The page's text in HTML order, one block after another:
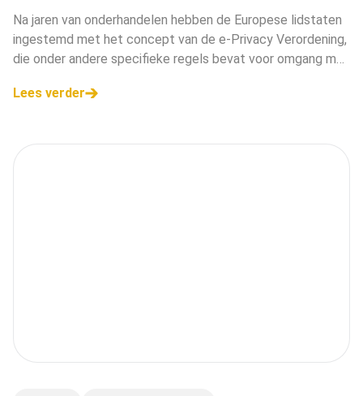
Na jaren van onderhandelen hebben de Europese lidstaten
ingestemd met het concept van de e-Privacy Verordening,
die onder andere specifieke regels bevat voor omgang met
kan betekenen voor
Lees verder